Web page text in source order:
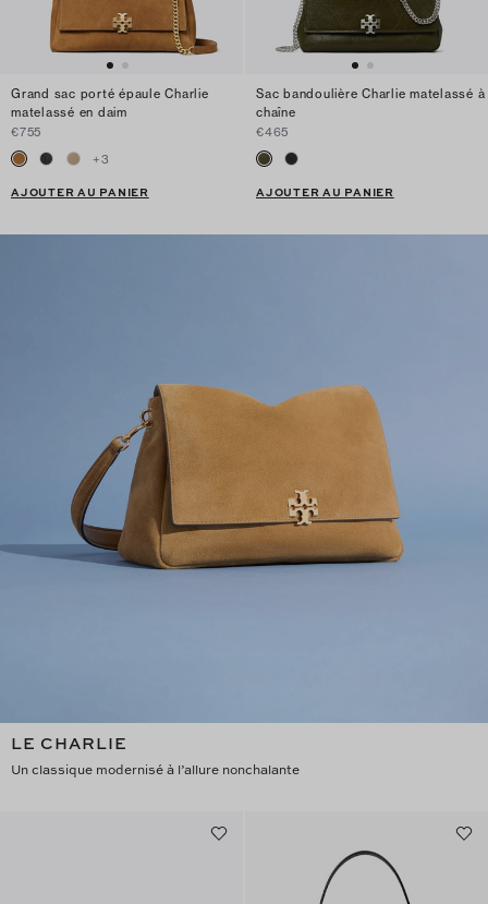
Grand sac porté épaule Charlie
matelassé en daim
€755
+3
AJOUTER AU PANIER
Sac bandoulière Charlie matelassé à
chaîne
€465
AJOUTER AU PANIER
LE CHARLIE
Un classique modernisé à l’allure nonchalante